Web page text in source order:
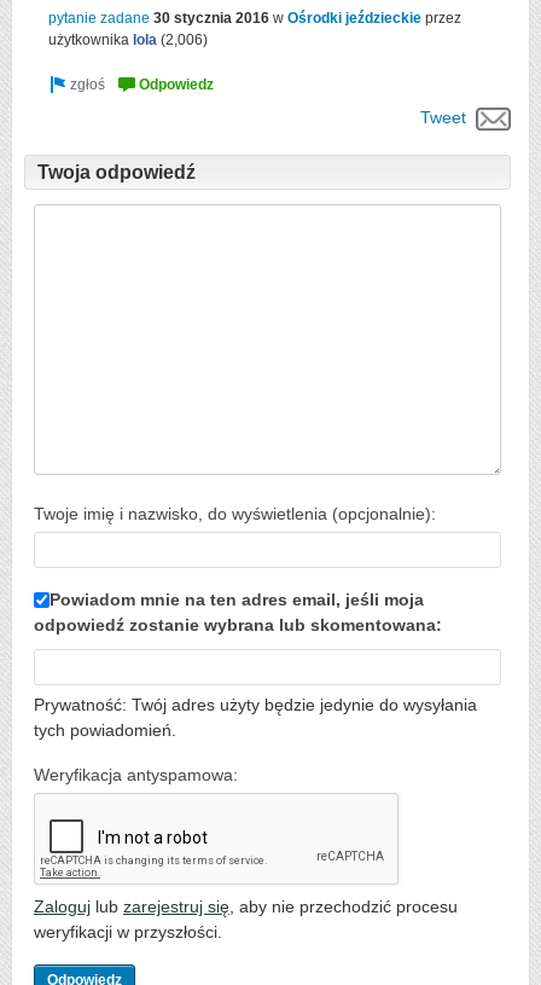
pytanie zadane 30 stycznia 2016 w Ośrodki jeździeckie przez
użytkownika lola (2,006)
Tweet
Twoja odpowiedź
Twoje imię i nazwisko, do wyświetlenia (opcjonalnie):
Powiadom mnie na ten adres email, jeśli moja
odpowiedź zostanie wybrana lub skomentowana:
Prywatność: Twój adres użyty będzie jedynie do wysyłania
tych powiadomień.
Weryfikacja antyspamowa:
Zaloguj lub zarejestruj się , aby nie przechodzić procesu
weryfikacji w przyszłości.